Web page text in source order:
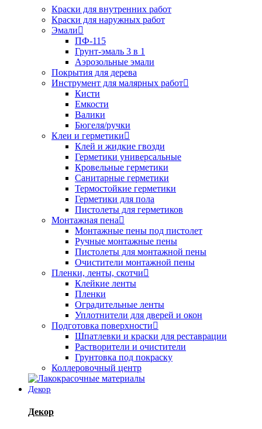
Краски для внутренних работ
Краски для наружных работ
Эмали
ПФ-115
Грунт-эмаль 3 в 1
Аэрозольные эмали
Покрытия для дерева
Инструмент для малярных работ
Кисти
Емкости
Валики
Бюгеля/ручки
Клеи и герметики
Клей и жидкие гвозди
Герметики универсальные
Кровельные герметики
Санитарные герметики
Термостойкие герметики
Герметики для пола
Пистолеты для герметиков
Монтажная пена
Монтажные пены под пистолет
Ручные монтажные пены
Пистолеты для монтажной пены
Очистители монтажной пены
Пленки, ленты, скотчи
Клейкие ленты
Пленки
Оградительные ленты
Уплотнители для дверей и окон
Подготовка поверхности
Шпатлевки и краски для реставрации
Растворители и очистители
Грунтовка под покраску
Коллеровочный центр
Декор
Декор